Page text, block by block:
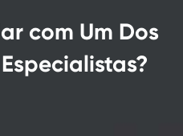
com Um Dos